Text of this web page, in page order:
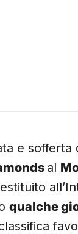
e sofferta
al
qualche